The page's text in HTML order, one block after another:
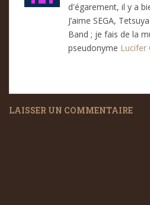
d'égarement, il y a
J’aime SEGA,
Band ; je fais de la
pseudonyme Lucifer
LAISSER UN COMMENTAIRE